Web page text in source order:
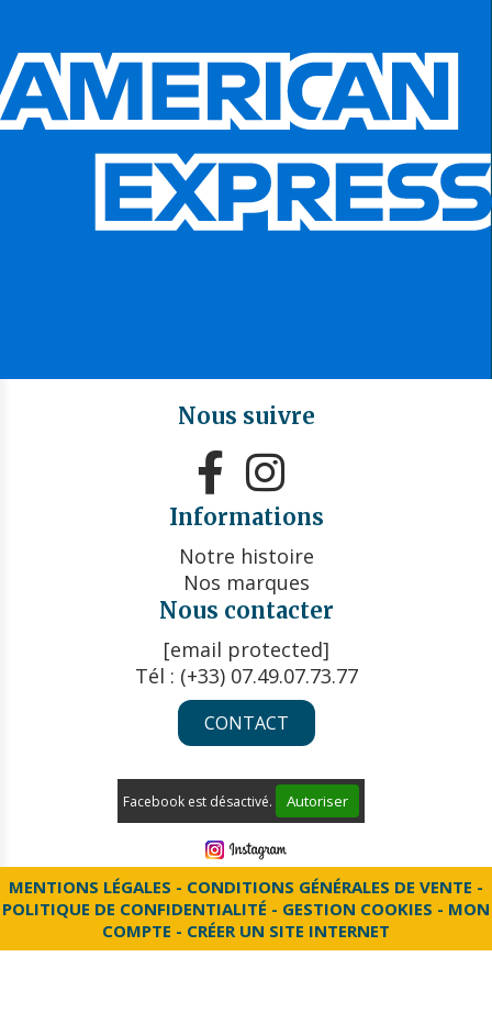
Nous suivre
 
Informations
Notre histoire
Nos marques
Nous contacter
[email protected]
Tél : (+33) 07.49.07.73.77
CONTACT
Facebook est désactivé. Autoriser
MENTIONS LÉGALES
CONDITIONS GÉNÉRALES DE VENTE
POLITIQUE DE CONFIDENTIALITÉ
GESTION COOKIES
MON
COMPTE
CRÉER UN SITE INTERNET